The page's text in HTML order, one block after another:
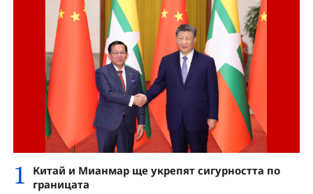
1
Китай и Мианмар ще укрепят сигурността по
границата